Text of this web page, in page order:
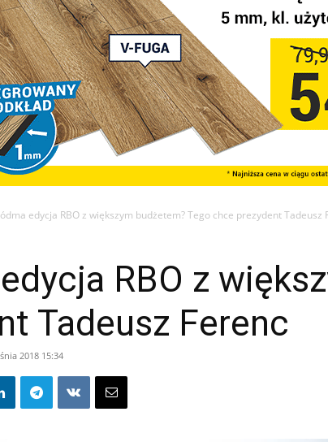
edycja RBO z większym budżetem? Tego chce prezydent Tadeusz
RBO z
Tadeusz Ferenc
2018 15:34